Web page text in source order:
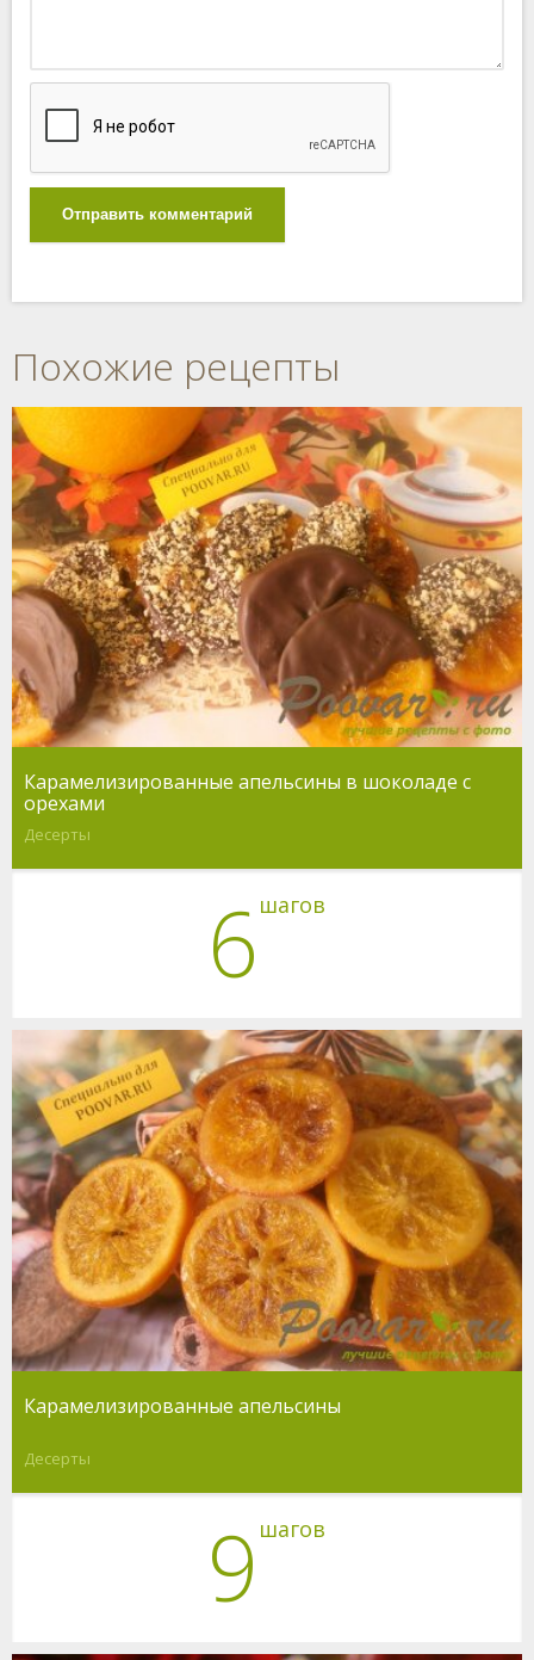
Отправить комментарий
Похожие рецепты
Карамелизированные апельсины в шоколаде с
орехами
Десерты
6 шагов
Карамелизированные апельсины
Десерты
9 шагов